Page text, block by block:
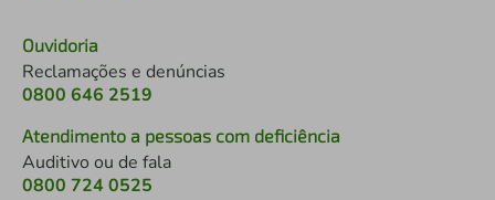
Ouvidoria
Reclamações e denúncias
0800 646 2519
Atendimento a pessoas com deficiência
Auditivo ou de fala
0800 724 0525